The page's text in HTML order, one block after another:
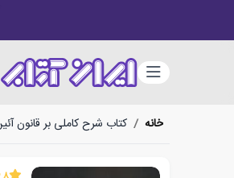
دسته‌بندی
خانه / کتاب شرح کاملی بر قانون